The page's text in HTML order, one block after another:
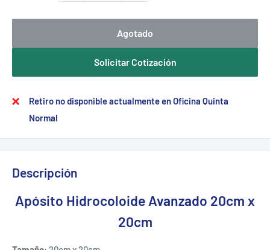
Agotado
Solicitar Cotización
Retiro no disponible actualmente en Oficina Quinta
Normal
Descripción
Apósito Hidrocoloide Avanzado 20cm x
20cm